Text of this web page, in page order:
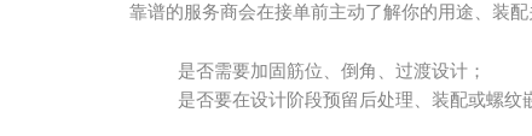
靠谱的服务商会在接单前主动了解你的用途、装
是否需要加固筋位、倒角、过渡设计；
是否要在设计阶段预留后处理、装配或螺纹